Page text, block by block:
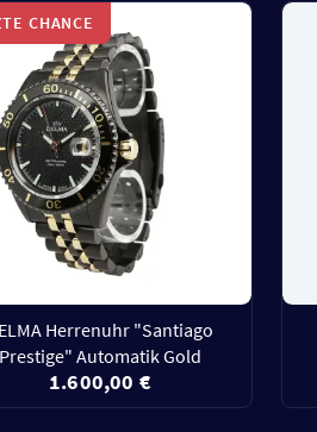
CHANCE
Herrenuhr "Santiago
Automatik Gold
1.600,00 €